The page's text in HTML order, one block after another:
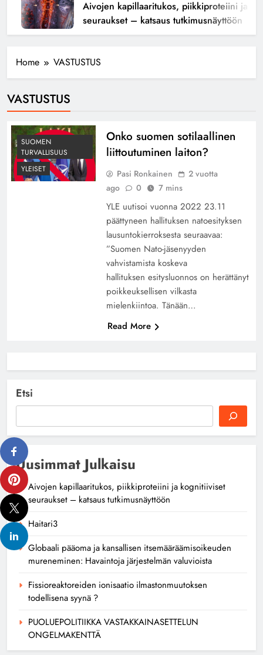
Aivojen kapillaaritukos, piikkiproteiini ja
seuraukset – katsaus tutkimusnäyttöön
Home VASTUSTUS
VASTUSTUS
SUOMEN
TURVALLISUUS
YLEISET
Onko suomen sotilaallinen
liittoutuminen laiton?
Pasi Ronkainen
2 vuotta
ago
0 7 mins
YLE uutisoi vuonna 2022 23.11
päättyneen hallituksen natoesityksen
lausuntokierroksesta seuraavaa:
”Suomen Nato-jäsenyyden
vahvistamista koskeva
hallituksen esitysluonnos on herättänyt
poikkeuksellisen vilkasta
mielenkiintoa. Tänään…
Read More
Etsi
Uusimmat Julkaisu
Aivojen kapillaaritukos, piikkiproteiini ja kognitiiviset
seuraukset – katsaus tutkimusnäyttöön
Haitari3
Globaali pääoma ja kansallisen itsemääräämisoikeuden
mureneminen: Havaintoja järjestelmän valuvioista
Fissioreaktoreiden ionisaatio ilmastonmuutoksen
todellisena syynä ?
PUOLUEPOLITIIKKA VASTAKKAINASETTELUN
ONGELMAKENTTÄ